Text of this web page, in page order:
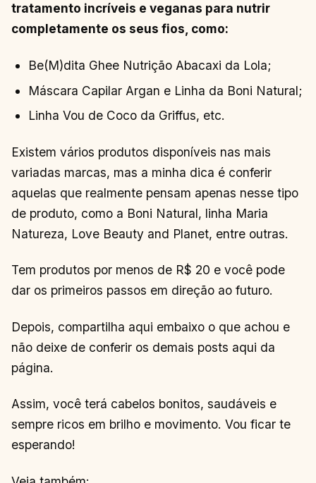
tratamento incríveis e veganas para nutrir
completamente os seus fios, como:
Be(M)dita Ghee Nutrição Abacaxi da Lola;
Máscara Capilar Argan e Linha da Boni Natural;
Linha Vou de Coco da Griffus, etc.
Existem vários produtos disponíveis nas mais
variadas marcas, mas a minha dica é conferir
aquelas que realmente pensam apenas nesse tipo
de produto, como a Boni Natural, linha Maria
Natureza, Love Beauty and Planet, entre outras.
Tem produtos por menos de R$ 20 e você pode
dar os primeiros passos em direção ao futuro.
Depois, compartilha aqui embaixo o que achou e
não deixe de conferir os demais posts aqui da
página.
Assim, você terá cabelos bonitos, saudáveis e
sempre ricos em brilho e movimento. Vou ficar te
esperando!